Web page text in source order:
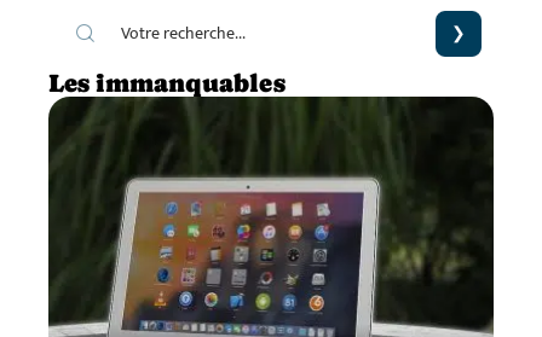
Les immanquables